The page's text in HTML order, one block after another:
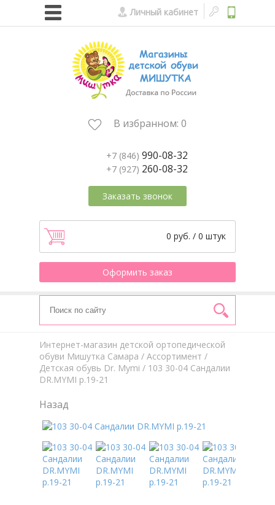
Личный кабинет
В избранном: 0
+7 (846) 990-08-32
+7 (927) 260-08-32
Заказать звонок
0 руб. / 0 штук
Оформить заказ
Интернет-магазин детской ортопедической
обуви Мишутка Самара / Aссортимент /
Детская обувь Dr. Mymi / 103 30-04 Сандалии
DR.MYMI р.19-21
Назад